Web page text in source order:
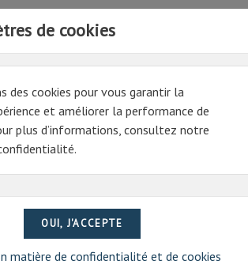
vous pour bénéficier de la remise de
Tarif particulier,
connectez-vous pour bénéficier de la
remise de 15%)
13 47
de cookies
des cookies pour vous garantir la
et améliorer la performance de
plus d’informations, consultez notre
matière de confidentialité et de cookies